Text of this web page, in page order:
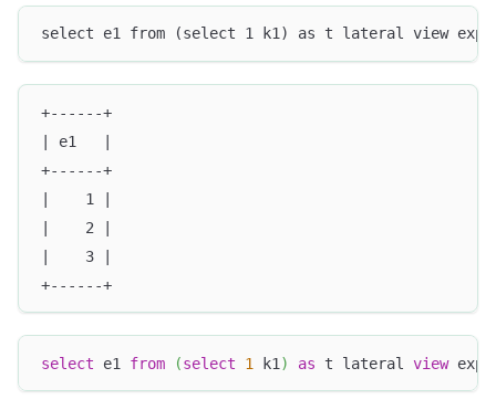
select e1 from (select 1 k1) as t lateral view
+------+
| e1   |
+------+
|    1 |
|    2 |
|    3 |
+------+
select e1 from (select 1 k1 ) as t lateral view